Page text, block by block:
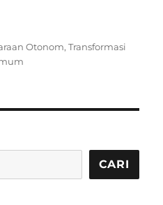
Otonom,Transformasi
CARI